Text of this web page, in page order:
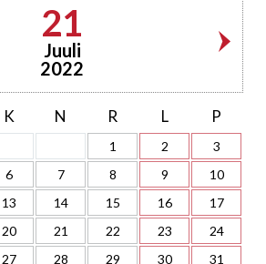
21
Juuli
2022
K N R L P
1 2
3
6 7 8 9
10
13 14 15 16
17
20 21 22 23
24
27 28 29 30 31